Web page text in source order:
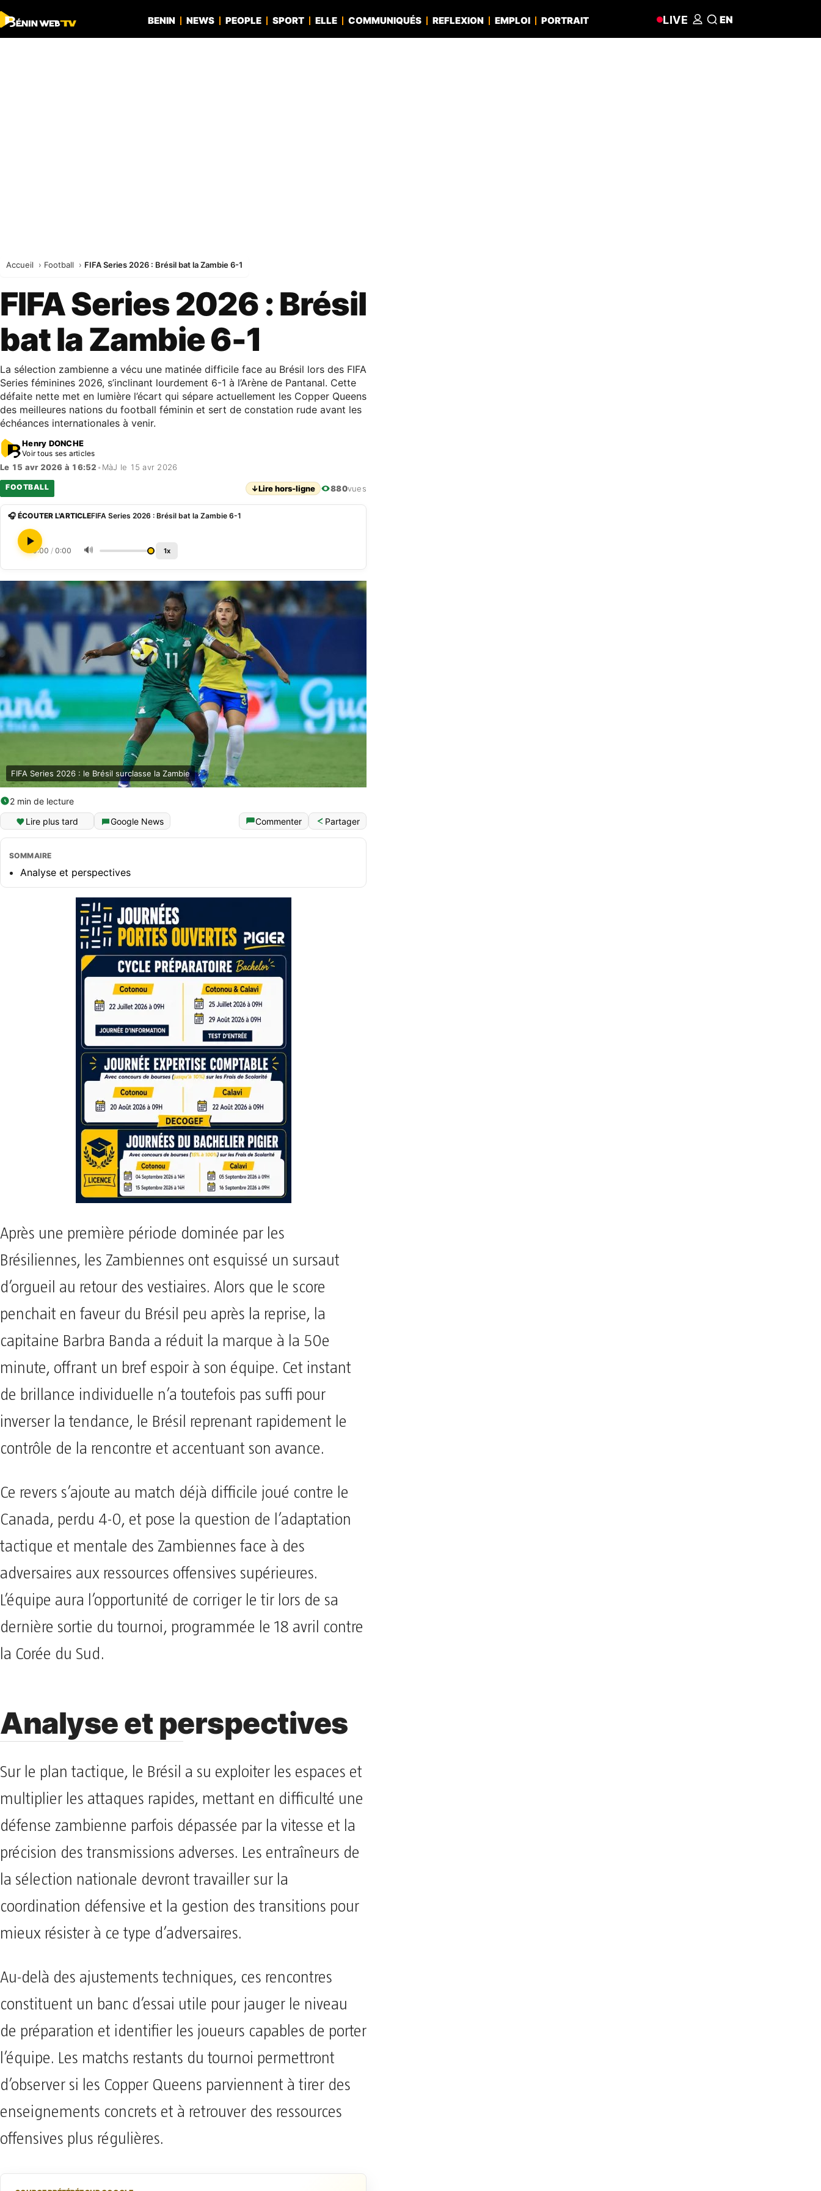
BENIN NEWS PEOPLE SPORT ELLE COMMUNIQUÉS REFLEXION EMPLOI PORTRAIT LIVE EN
Accueil Football FIFA Series 2026 : Brésil bat la Zambie 6-1
FIFA Series 2026 : Brésil
bat la Zambie 6-1
La sélection zambienne a vécu une matinée difficile face au Brésil lors des FIFA
Series féminines 2026, s’inclinant lourdement 6-1 à l’Arène de Pantanal. Cette
défaite nette met en lumière l’écart qui sépare actuellement les Copper Queens
des meilleures nations du football féminin et sert de constation rude avant les
échéances internationales à venir.
Henry DONCHE
Voir tous ses articles
Le 15 avr 2026 à 16:52 • MàJ le 15 avr 2026
FOOTBALL ↓Lire hors-ligne 880vues
🎧 ÉCOUTER L'ARTICLEFIFA Series 2026 : Brésil bat la Zambie 6-1
0:00 / 0:00 🔊 1x
FIFA Series 2026 : le Brésil surclasse la Zambie
2 min de lecture
Lire plus tard
Google News Commenter Partager
SOMMAIRE
Analyse et perspectives
Après une première période dominée par les
Brésiliennes, les Zambiennes ont esquissé un sursaut
d’orgueil au retour des vestiaires. Alors que le score
penchait en faveur du Brésil peu après la reprise, la
capitaine Barbra Banda a réduit la marque à la 50e
minute, offrant un bref espoir à son équipe. Cet instant
de brillance individuelle n’a toutefois pas suffi pour
inverser la tendance, le Brésil reprenant rapidement le
contrôle de la rencontre et accentuant son avance.
Ce revers s’ajoute au match déjà difficile joué contre le
Canada, perdu 4-0, et pose la question de l’adaptation
tactique et mentale des Zambiennes face à des
adversaires aux ressources offensives supérieures.
L’équipe aura l’opportunité de corriger le tir lors de sa
dernière sortie du tournoi, programmée le 18 avril contre
la Corée du Sud.
Analyse et perspectives
Sur le plan tactique, le Brésil a su exploiter les espaces et
multiplier les attaques rapides, mettant en difficulté une
défense zambienne parfois dépassée par la vitesse et la
précision des transmissions adverses. Les entraîneurs de
la sélection nationale devront travailler sur la
coordination défensive et la gestion des transitions pour
mieux résister à ce type d’adversaires.
Au-delà des ajustements techniques, ces rencontres
constituent un banc d’essai utile pour jauger le niveau
de préparation et identifier les joueurs capables de porter
l’équipe. Les matchs restants du tournoi permettront
d’observer si les Copper Queens parviennent à tirer des
enseignements concrets et à retrouver des ressources
offensives plus régulières.